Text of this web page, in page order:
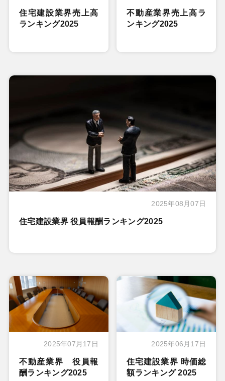
住宅建設業界売上高
ランキング2025
不動産業界売上高ラ
ンキング2025
2025年08月07日
住宅建設業界 役員報酬ランキング2025
2025年07月17日
不動産業界 役員報
酬ランキング2025
2025年06月17日
住宅建設業界 時価総
額ランキング 2025